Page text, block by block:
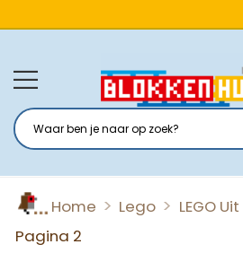
Home > Lego > LEGO
Pagina 2